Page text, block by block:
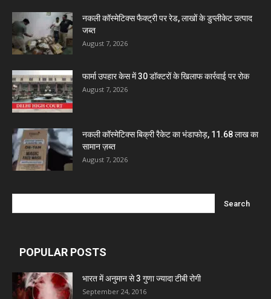
नकली कॉस्मेटिक्स फैक्ट्री पर रेड, लाखों के डुप्लीकेट उत्पाद
जब्त
August 7, 2026
फार्मा उपहार केस में 30 डॉक्टरों के खिलाफ कार्रवाई पर रोक
August 7, 2026
नकली कॉस्मेटिक्स बिक्री रैकेट का भंडाफोड़, 11.68 लाख का
सामान ज़ब्त
August 7, 2026
POPULAR POSTS
भारत में अनुमान से 3 गुणा ज्यादा टीबी रोगी
September 24, 2016